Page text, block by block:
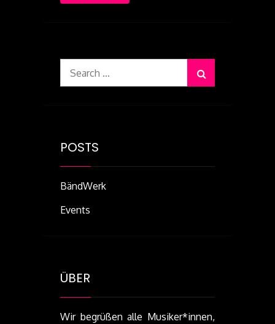
Search
POSTS
BändWerk
Events
ÜBER
Wir begrüßen alle Musiker*innen,